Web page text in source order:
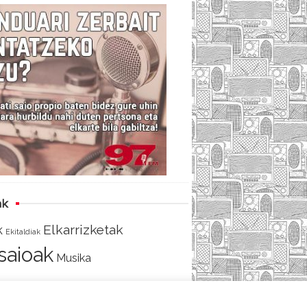
c i
t
t
e
r
e
d
Ekitaldiak Elkarrizketak
Musika